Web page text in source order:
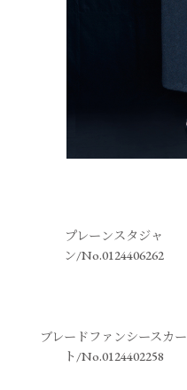
プレーンスタジャ
ン/No.0124406262
ブレードファンシースカー
ト/No.0124402258